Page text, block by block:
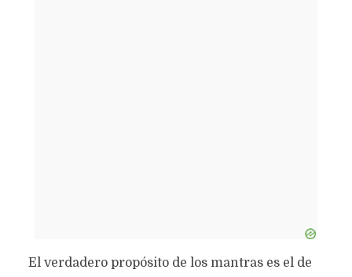
El verdadero propósito de los mantras es el de